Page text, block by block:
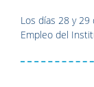
Los días 28 y
Empleo del